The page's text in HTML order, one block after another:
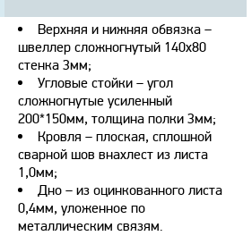
Верхняя и нижняя обвязка –
швеллер сложногнутый 140х80
стенка 3мм;
Угловые стойки – угол
сложногнутые усиленный
200*150мм, толщина полки 3мм;
Кровля – плоская, сплошной
сварной шов внахлест из листа
1,0мм;
Дно – из оцинкованного листа
0,4мм, уложенное по
металлическим связям.